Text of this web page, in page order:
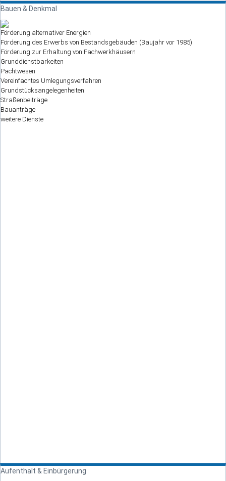
Bauen & Denkmal
Förderung alternativer Energien
Förderung des Erwerbs von Bestandsgebäuden (Baujahr vor 1985)
Förderung zur Erhaltung von Fachwerkhäusern
Grunddienstbarkeiten
Pachtwesen
Vereinfachtes Umlegungsverfahren
Grundstücksangelegenheiten
Straßenbeiträge
Bauanträge
weitere Dienste
Aufenthalt & Einbürgerung